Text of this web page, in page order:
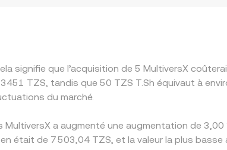
signifie que l’acquisition de 5 MultiversX
TZS, tandis que 50 TZS T.Sh équivaut à
du marché.
a augmenté une augmentation de
était de 7 503,04 TZS, et la valeur la plus